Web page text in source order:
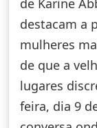
de Karine
destacam a
mulheres
de que a
lugares
feira, dia 9